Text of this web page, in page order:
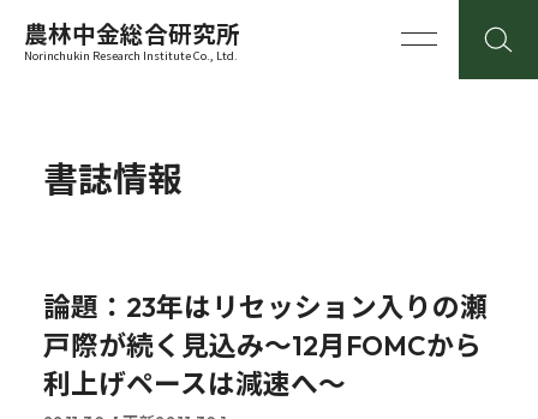
農林中金総合研究所
Norinchukin Research Institute Co., Ltd.
書誌情報
論題：23年はリセッション入りの瀬
戸際が続く見込み～12月FOMCから
利上げペースは減速へ～